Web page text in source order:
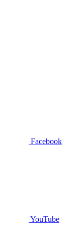
Facebook
YouTube